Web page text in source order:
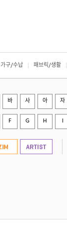
가구/수납 패브릭/생활
바 사 아 자
F G H